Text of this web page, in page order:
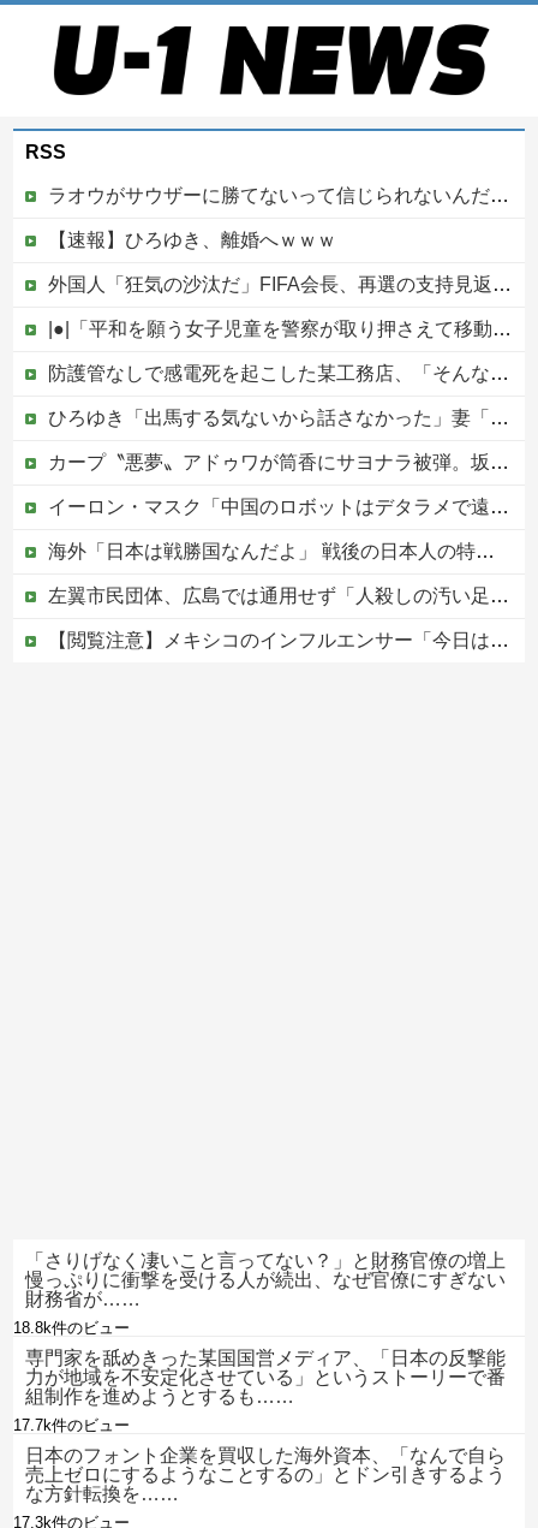
RSS
ラオウがサウザーに勝てないって信じられないんだが…
【速報】ひろゆき、離婚へｗｗｗ
外国人「狂気の沙汰だ」FIFA会長、再選の支持見返りにモロッコへ2030年W杯決勝の開催を打診か！海外から批判殺到！【海外の反応】
|●|「平和を願う女子児童を警察が取り押さえて移動させた」と市民団体が告発、「児童……どこ？」とガチで困惑する人が続出
防護管なしで感電死を起こした某工務店、「そんな危険な現場お断りしますわ!と断って正解やったわ」と業者が業界事情を告白
ひろゆき「出馬する気ないから話さなかった」妻「それでも不誠実だろ」→離婚協議へｗｗｗｗｗ
カープ〝悪夢〟アドゥワが筒香にサヨナラ被弾。坂倉11号！斉藤優5回2失点！辻遠藤ら0封も高が同点被弾。4連敗で今季ワースト借金17【広島3-4xDeNA/試合結果】他
イーロン・マスク「中国のロボットはデタラメで遠隔操作してるだけ」
海外「日本は戦勝国なんだよ」 戦後の日本人の特別な生き様に各国から称賛の声
左翼市民団体、広島では通用せず「人殺しの汚い足で広島の土を踏むな！」→広島県民「お前らの方が汚いんじゃ！」「ワシらが広島県民じゃ」
【閲覧注意】メキシコのインフルエンサー「今日は友達と配達員のアルバイトを体験してみるよ！！」←結果・・・
「さりげなく凄いこと言ってない？」と財務官僚の増上
慢っぷりに衝撃を受ける人が続出、なぜ官僚にすぎない
財務省が……
18.8k件のビュー
専門家を舐めきった某国国営メディア、「日本の反撃能
力が地域を不安定化させている」というストーリーで番
組制作を進めようとするも……
17.7k件のビュー
日本のフォント企業を買収した海外資本、「なんで自ら
売上ゼロにするようなことするの」とドン引きするよう
な方針転換を……
17.3k件のビュー